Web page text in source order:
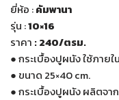
ยี่ห้อ :คัมพานา
รุ่น :10×16
ราคา : 240/ตรม.
●กระเบื้องปูผนัง ใช้ภาย
● ขนาด 25×40 cm.
●กระเบื้องปูผนัง ผลิตจา